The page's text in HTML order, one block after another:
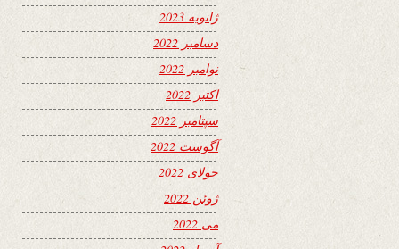
ژانویه 2023
دسامبر 2022
نوامبر 2022
اکتبر 2022
سپتامبر 2022
آگوست 2022
جولای 2022
ژوئن 2022
می 2022